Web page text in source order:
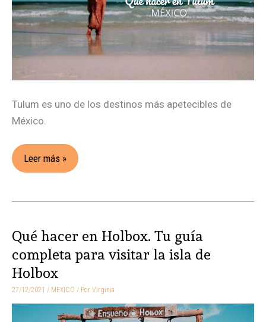
Tulum es uno de los destinos más apetecibles de
México.
México
Leer más »
Qué hacer en Holbox. Tu guía
completa para visitar la isla de
Holbox
27/12/2021 / MEXICO / Por Virginia
Qué
hacer
en
Holbox.
Tu